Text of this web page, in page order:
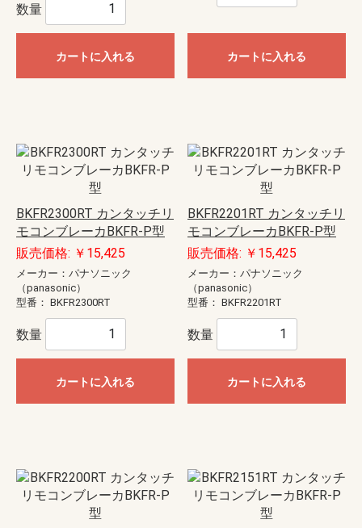
数量
カートに入れる カートに入れる
BKFR2300RT カンタッチリ
モコンブレーカBKFR-P型
販売価格: ￥15,425
メーカー：パナソニック
（panasonic）
型番： BKFR2300RT
数量
カートに入れる
BKFR2201RT カンタッチリ
モコンブレーカBKFR-P型
販売価格: ￥15,425
メーカー：パナソニック
（panasonic）
型番： BKFR2201RT
数量
カートに入れる